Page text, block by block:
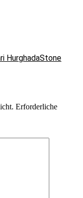
HurghadaStone
Erforderliche